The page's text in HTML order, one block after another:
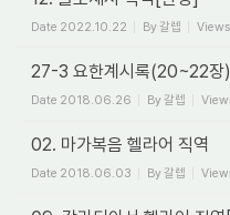
Date 2022.10.22 By갈렙 Views
27-3 요한계시록(20~22장
Date 2018.06.26 By갈렙
02. 마가복음 헬라어 직역
Date 2018.06.03 By갈렙